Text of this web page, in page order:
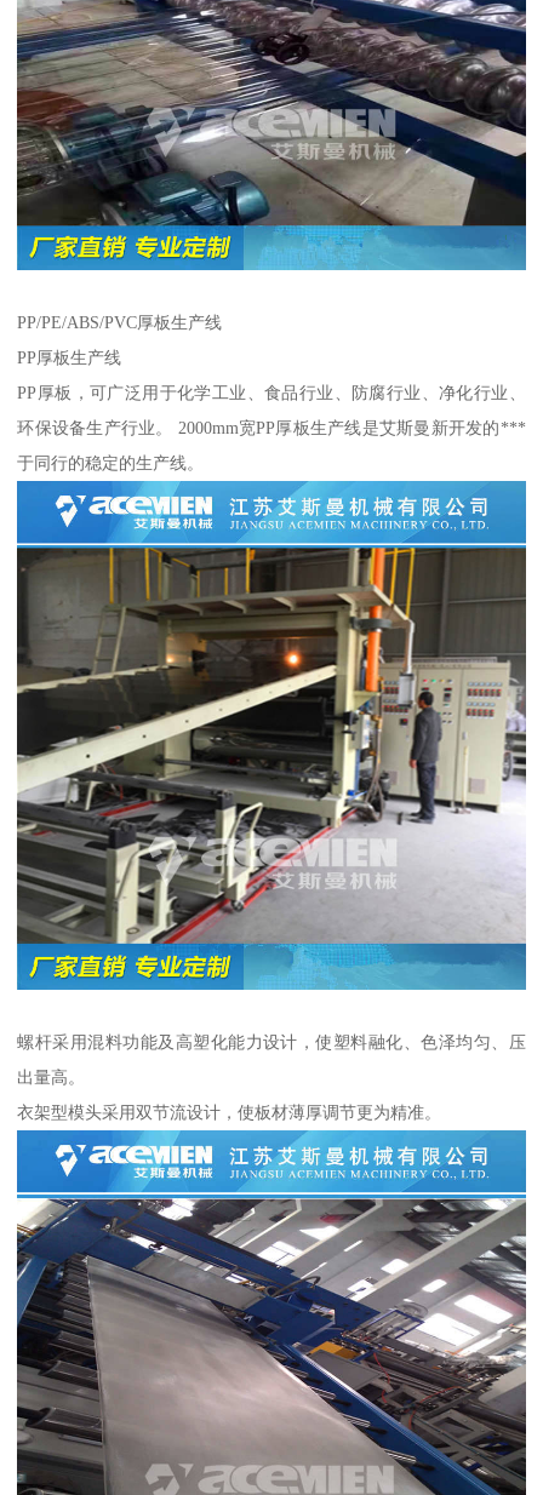
PP/PE/ABS/PVC厚板生产线
PP厚板生产线
PP厚板，可广泛用于化学工业、食品行业、防腐行业、净化行业、
环保设备生产行业。 2000mm宽PP厚板生产线是艾斯曼新开发的***
于同行的稳定的生产线。
螺杆采用混料功能及高塑化能力设计，使塑料融化、色泽均匀、压
出量高。
衣架型模头采用双节流设计，使板材薄厚调节更为精准。